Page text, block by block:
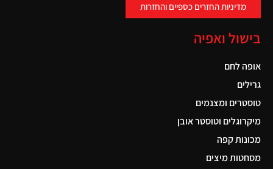
מדיניות החזרים כספיים והחזרות
בישול ואפיה
אופה לחם
גרילים
טוסטרים ומצנמים
מיקרוגלים וטוסטר אובן
מכונות קפה
מסחטות מיצים